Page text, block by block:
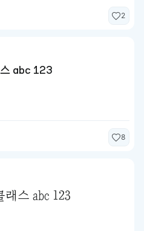
2
abc 123
8
스 abc 123